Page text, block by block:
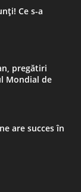
Ce s-a
pregătiri
Mondial de
are succes în